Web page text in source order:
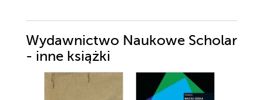
Wydawnictwo Naukowe Scholar
- inne książki